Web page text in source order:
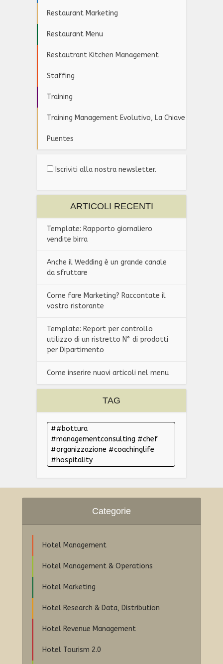
Restaurant Marketing
Restaurant Menu
Restautrant Kitchen Management
Staffing
Training
Training Management Evolutivo, La Chiave
Puentes
Iscriviti alla nostra newsletter.
ARTICOLI RECENTI
Template: Rapporto giornaliero
vendite birra
Anche il Wedding è un grande canale
da sfruttare
Come fare Marketing? Raccontate il
vostro ristorante
Template: Report per controllo
utilizzo di un ristretto N° di prodotti
per Dipartimento
Come inserire nuovi articoli nel menu
TAG
#bottura
#managementconsulting #chef
#organizzazione #coachinglife
#hospitality
Categorie
Hotel Management
Hotel Management & Operations
Hotel Marketing
Hotel Research & Data, Distribution
Hotel Revenue Management
Hotel Tourism 2.0